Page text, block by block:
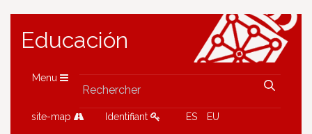
Educación
Menu
site-map Identifiant ES EU